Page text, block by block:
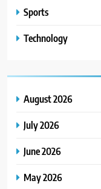
Sports
Technology
August 2026
July 2026
June 2026
May 2026